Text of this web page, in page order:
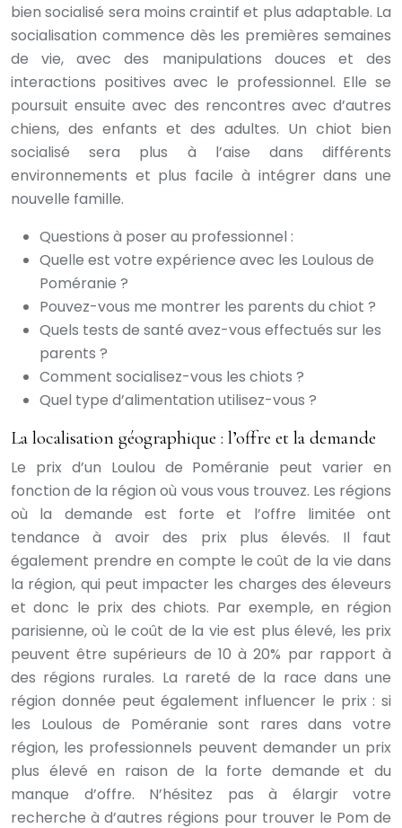
bien socialisé sera moins craintif et plus adaptable. La
socialisation commence dès les premières semaines
de vie, avec des manipulations douces et des
interactions positives avec le professionnel. Elle se
poursuit ensuite avec des rencontres avec d’autres
chiens, des enfants et des adultes. Un chiot bien
socialisé sera plus à l’aise dans différents
environnements et plus facile à intégrer dans une
nouvelle famille.
Questions à poser au professionnel :
Quelle est votre expérience avec les Loulous de
Poméranie ?
Pouvez-vous me montrer les parents du chiot ?
Quels tests de santé avez-vous effectués sur les
parents ?
Comment socialisez-vous les chiots ?
Quel type d’alimentation utilisez-vous ?
La localisation géographique : l’offre et la demande
Le prix d’un Loulou de Poméranie peut varier en
fonction de la région où vous vous trouvez. Les régions
où la demande est forte et l’offre limitée ont
tendance à avoir des prix plus élevés. Il faut
également prendre en compte le coût de la vie dans
la région, qui peut impacter les charges des éleveurs
et donc le prix des chiots. Par exemple, en région
parisienne, où le coût de la vie est plus élevé, les prix
peuvent être supérieurs de 10 à 20% par rapport à
des régions rurales. La rareté de la race dans une
région donnée peut également influencer le prix : si
les Loulous de Poméranie sont rares dans votre
région, les professionnels peuvent demander un prix
plus élevé en raison de la forte demande et du
manque d’offre. N’hésitez pas à élargir votre
recherche à d’autres régions pour trouver le Pom de